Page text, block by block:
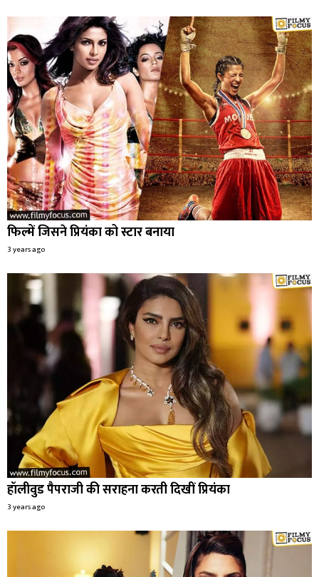
फिल्में जिसने प्रियंका को स्टार बनाया
3 years ago
हॉलीवुड पैपराजी की सराहना करती दिखीं प्रियंका
3 years ago